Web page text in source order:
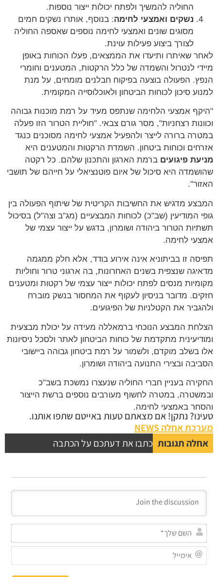
החוליה להמשיך ולפתח יכולות ייצור נוספות.
נשקים ואמצעי לחימה: בנוסף, אותרו נשקים חמים
מסוגים שונים ואמצעי לחימה נוספים שאספה החוליה
לצורך ביצוע פעילות עוינת.
לאחר שאיתרו ותיעדו את הממצאים, פעלו הכוחות באופן
מיידי לנטרול והשמדה של כלל הרקטות, המטענים וחומרי
הנפץ. הפעולה בוצעה בפיקוח חבלנים מומחים, על מנת
למנוע סיכון לכוחות הביטחון ולאוכלוסייה המקומית.
"היקף אמצעי הלחימה שנתפס מעיד על רמת מוכנות גבוהה
וכוונות רצחניות", מסר גורם צבאי. "חוליית הטרור הזו פעלה
במטרה ברורה לייצר ולהפעיל אמצעי לחימה מסוכנים כנגד
אזרחים וכוחות ביטחון. השמדת הרקטות והמטענים היא
מניעת פיגועים ברמת הארגון והתכנון שלהם. כל רקטה
שהושמדה היא סיכול של איום פוטנציאלי על חייהם של תושבי
האזור".
המבצע מדגיש את החשיבות הקריטית של שיתוף הפעולה בין
גופי המודיעין (שב"כ) לכוחות המבצעיים (מג"ב וצה"ל) בסיכול
תשתיות הטרור ביהודה ושומרון, בדגש על ייצור עצמי של
אמצעי לחימה.
תפיסה זו בביתוניא אינה אירוע בודד, אלא חלק ממגמה
מדאיגה שנצפית בשנים האחרונות, בה ארגוני טרור וחוליות
מקומיות מנסים לפתח יכולות ייצור עצמי של רקטות ומטענים
חזקים. מדובר בניסיון לעקוף את המחסור בנשק מוברח
ולהגביר את הקטלניות של הפיגועים.
הצלחת המבצע הנוכחי ברמאללה מעידה על יכולת מבצעית
ומודיעינית מתקדמת של כוחות הביטחון לאתר ולסכל ניסיונות
אלו בשלב מוקדם, ולשמור על רמת ביטחון גבוהה ביישובי
הסביבה ובצירי התנועה ביהודה ושומרון.
החקירה בעניין חברי החוליה שנעצרו נמשכת בשב"כ
ובמשטרה, במטרה לחשוף מעורבים נוספים ברשת הייצור
והסחר באמצעי לחימה.
טעינו? נתקן! אם מצאתם טעות באייטם שתפו אותנו.
מערכת אחלה NEWS
אחלה תגובות כתבו את דעתכם על הכתבה